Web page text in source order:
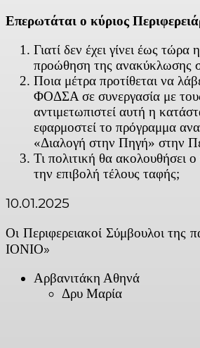
Επερωτάται ο κύριος
Γιατί δεν έχει γίνει έως τώρα
προώθηση της ανακύκλωσης
Ποια μέτρα προτίθεται να
ΦΟΔΣΑ σε συνεργασία με
αντιμετωπιστεί αυτή η
εφαρμοστεί το πρόγραμμα
«Διαλογή στην Πηγή» στην
Τι πολιτική θα ακολουθήσει
την επιβολή τέλους ταφής;
10.01.2025
Οι Περιφερειακοί Σύμβουλοι της
ΙΟΝΙΟ»
Αρβανιτάκη Αθηνά
Δρυ Μαρία